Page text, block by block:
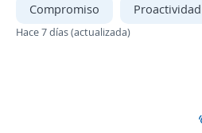
Compromiso Proactividad
Hace 7 días (actualizada)